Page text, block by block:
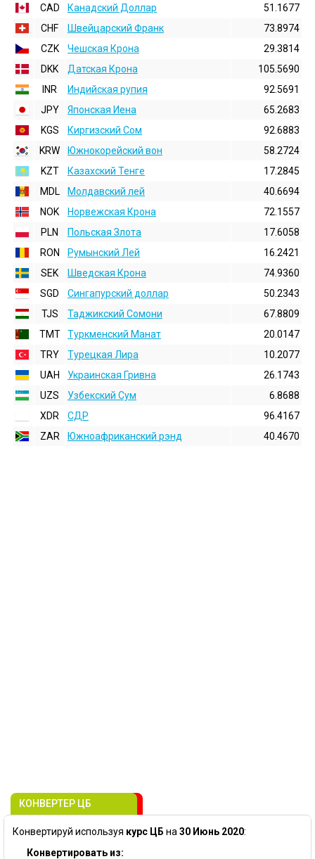
CAD
Канадский Доллар
51.1677
CHF
Швейцарский Франк
73.8974
CZK
Чешская Крона
29.3814
DKK
Датская Крона
105.5690
INR
Индийская pупия
92.5691
JPY
Японская Иена
65.2683
KGS
Киргизский Сом
92.6883
KRW
Южнокорейский вон
58.2724
KZT
Казахский Тенге
17.2845
MDL
Молдавский лей
40.6694
NOK
Норвежская Крона
72.1557
PLN
Польская Злота
17.6058
RON
Румынский Лей
16.2421
SEK
Шведская Крона
74.9360
SGD
Сингапурский доллар
50.2343
TJS
Таджикский Сомони
67.8809
TMT
Туркменский Манат
20.0147
TRY
Турецкая Лира
10.2077
UAH
Украинская Гривна
26.1743
UZS
Узбекский Сум
6.8688
XDR
СДР
96.4167
ZAR
Южноафриканский рэнд 40.4670
КОНВЕРТЕР ЦБ
Конвертируй используя курс ЦБ на 30 Июнь 2020:
Конвертировать из: